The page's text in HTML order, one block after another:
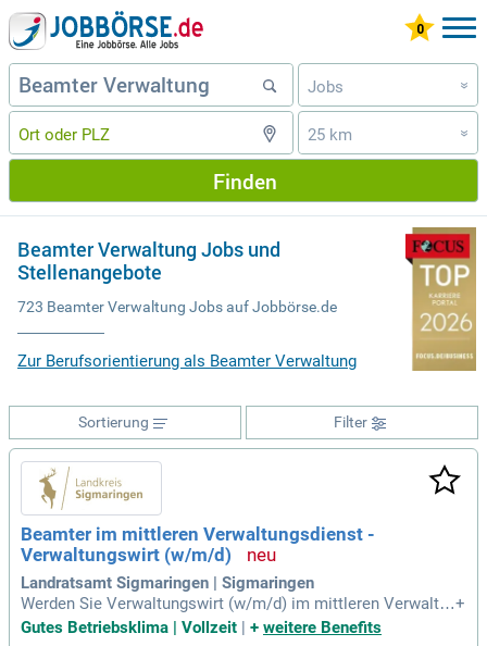
Jobs »
25 km »
Finden
Beamter Verwaltung Jobs und
Stellenangebote
723 Beamter Verwaltung Jobs auf Jobbörse.de
Zur Berufsorientierung als Beamter Verwaltung
Filter
Sortierung
Beamter im mittleren Verwaltungsdienst -
Verwaltungswirt (w/m/d)
Landratsamt Sigmaringen | Sigmaringen
Werden Sie Verwaltungswirt (w/m/d) im mittleren Verwaltu
ngsdienst! In dieser zweijährigen Ausbildung arbeiten Sie ak
+
Gutes Betriebsklima | Vollzeit
+ weitere Benefits